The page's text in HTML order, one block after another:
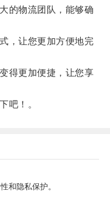
物流团队，能够确
让您更加方便地完
更加便捷，让您享
吧！。
和隐私保护。